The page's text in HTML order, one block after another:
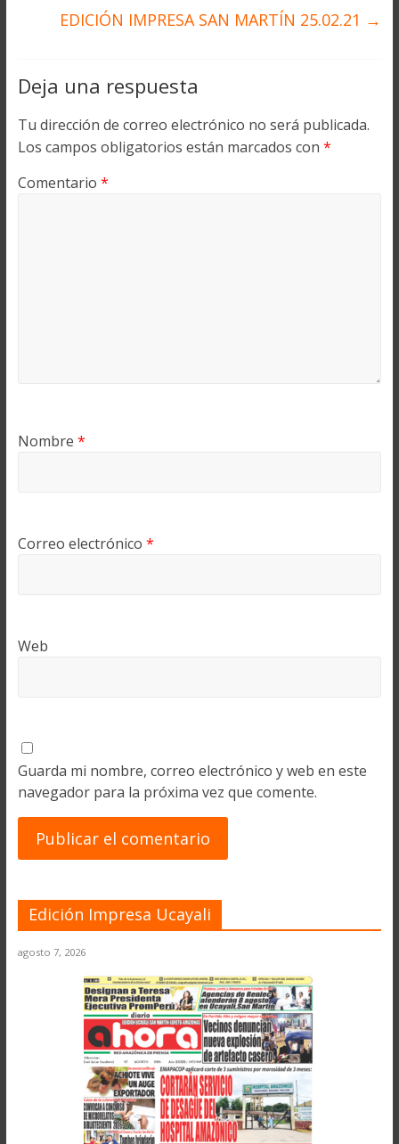
EDICIÓN IMPRESA SAN MARTÍN 25.02.21 →
Deja una respuesta
Tu dirección de correo electrónico no será publicada.
Los campos obligatorios están marcados con *
Comentario *
Nombre *
Correo electrónico *
Web
Guarda mi nombre, correo electrónico y web en este
navegador para la próxima vez que comente.
Edición Impresa Ucayali
agosto 7, 2026